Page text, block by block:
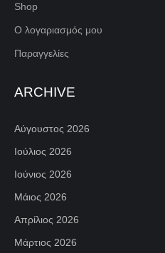
Shop
Ο λογαριασμός μου
Παραγγελίες
ARCHIVE
Αύγουστος 2026
Ιούλιος 2026
Ιούνιος 2026
Μάιος 2026
Απρίλιος 2026
Μάρτιος 2026